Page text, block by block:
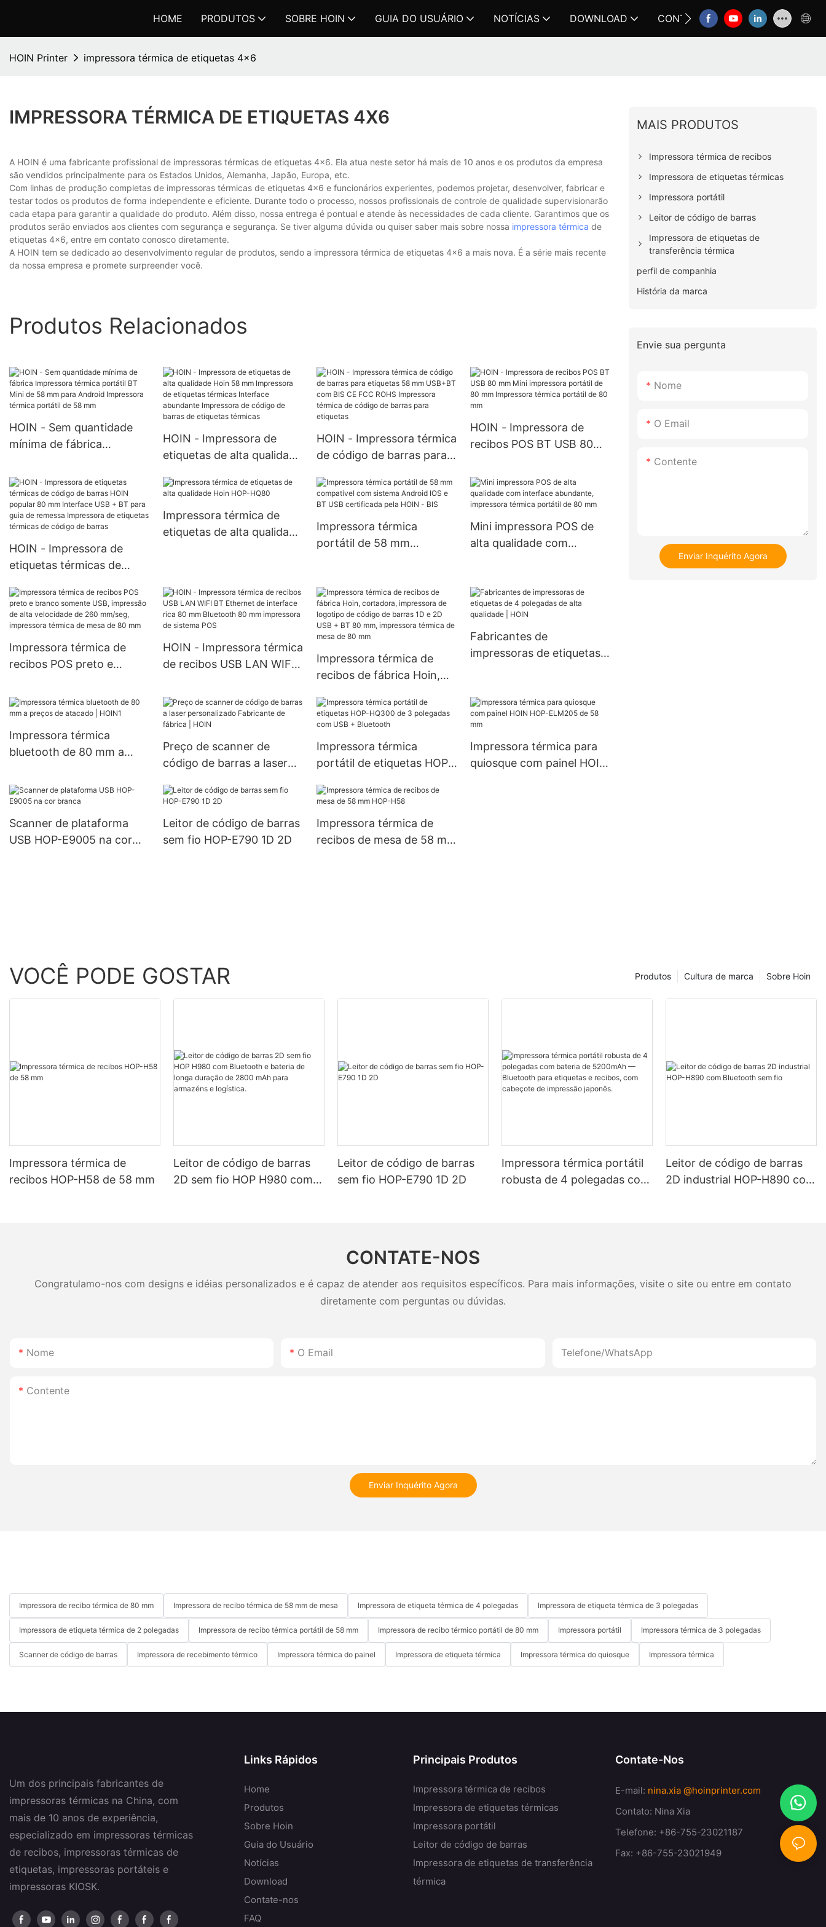
HOME PRODUTOS SOBRE HOIN GUIA DO USUÁRIO NOTÍCIAS DOWNLOAD CONTATE-NOS FAQ
HOIN Printer impressora térmica de etiquetas 4x6
IMPRESSORA TÉRMICA DE ETIQUETAS 4X6
A HOIN é uma fabricante profissional de impressoras térmicas de etiquetas 4x6. Ela atua neste setor há mais de 10 anos e os produtos da empresa
são vendidos principalmente para os Estados Unidos, Alemanha, Japão, Europa, etc.
Com linhas de produção completas de impressoras térmicas de etiquetas 4x6 e funcionários experientes, podemos projetar, desenvolver, fabricar e
testar todos os produtos de forma independente e eficiente. Durante todo o processo, nossos profissionais de controle de qualidade supervisionarão
cada etapa para garantir a qualidade do produto. Além disso, nossa entrega é pontual e atende às necessidades de cada cliente. Garantimos que os
produtos serão enviados aos clientes com segurança e segurança. Se tiver alguma dúvida ou quiser saber mais sobre nossa impressora térmica de
etiquetas 4x6, entre em contato conosco diretamente.
A HOIN tem se dedicado ao desenvolvimento regular de produtos, sendo a impressora térmica de etiquetas 4x6 a mais nova. É a série mais recente
da nossa empresa e promete surpreender você.
Produtos Relacionados
HOIN - Sem quantidade
mínima de fábrica
portátil BT Mini de 58 mm
para Android Impressora
térmica portátil de 58 mm
HOIN - Impressora de
etiquetas de alta qualidade
de etiquetas térmicas
Impressora de código de
barras de etiquetas
HOIN - Impressora térmica
de código de barras para
com BIS CE FCC ROHS
Impressora térmica de
código de barras para
etiquetas
HOIN - Impressora de
recibos POS BT USB 80
portátil de 80 mm
Impressora térmica
portátil de 80 mm
HOIN - Impressora de
etiquetas térmicas de
popular 80 mm Interface
USB + BT para guia de
remessa Impressora de
etiquetas térmicas de
código de barras
Impressora térmica de
etiquetas de alta qualidade
Impressora térmica
portátil de 58 mm
certificada pela HOIN - BIS
Mini impressora POS de
alta qualidade com
portátil de 80 mm
Impressora térmica de
recibos POS preto e
impressão de alta
velocidade de 260
mm/seg, impressora
térmica de mesa de 80
HOIN - Impressora térmica
de recibos USB LAN WIFI
rica 80 mm Bluetooth 80
mm impressora de sistema
POS
Impressora térmica de
recibos de fábrica Hoin,
logotipo de código de
barras 1D e 2D USB + BT
80 mm, impressora
térmica de mesa de 80
Fabricantes de
impressoras de etiquetas
Impressora térmica
bluetooth de 80 mm a
Preço de scanner de
código de barras a laser
de fábrica | HOIN
Impressora térmica
portátil de etiquetas HOP-
com USB + Bluetooth
Impressora térmica para
quiosque com painel HOIN
Scanner de plataforma
USB HOP-E9005 na cor
Leitor de código de barras
sem fio HOP-E790 1D 2D
Impressora térmica de
recibos de mesa de 58 mm
MAIS PRODUTOS
Impressora térmica de recibos
Impressora de etiquetas térmicas
Impressora portátil
Leitor de código de barras
Impressora de etiquetas de
transferência térmica
perfil de companhia
História da marca
Envie sua pergunta
Nome
O Email
Contente
Enviar Inquérito Agora
VOCÊ PODE GOSTAR Sobre Hoin
Cultura de marca
Produtos
Impressora térmica de
recibos HOP-H58 de 58 mm
Leitor de código de barras
2D sem fio HOP H980 com
Leitor de código de barras
sem fio HOP-E790 1D 2D
Impressora térmica portátil
robusta de 4 polegadas com
Leitor de código de barras
2D industrial HOP-H890 com
CONTATE-NOS
Congratulamo-nos com designs e idéias personalizados e é capaz de atender aos requisitos específicos. Para mais informações, visite o site ou entre em contato
diretamente com perguntas ou dúvidas.
Nome O Email Telefone/WhatsApp
Contente
Enviar Inquérito Agora
Impressora de recibo térmica de 80 mm Impressora de recibo térmica de 58 mm de mesa Impressora de etiqueta térmica de 4 polegadas Impressora de etiqueta térmica de 3 polegadas
Impressora de etiqueta térmica de 2 polegadas Impressora de recibo térmica portátil de 58 mm Impressora de recibo térmico portátil de 80 mm Impressora portátil Impressora térmica de 3 polegadas
Scanner de código de barras Impressora de recebimento térmico Impressora térmica do painel Impressora de etiqueta térmica Impressora térmica do quiosque Impressora térmica
Um dos principais fabricantes de
impressoras térmicas na China, com
mais de 10 anos de experiência,
especializado em impressoras térmicas
de recibos, impressoras térmicas de
etiquetas, impressoras portáteis e
impressoras KIOSK.
Links Rápidos
Home
Produtos
Sobre Hoin
Guia do Usuário
Notícias
Download
Contate-nos
FAQ
Principais Produtos
Impressora térmica de recibos
Impressora de etiquetas térmicas
Impressora portátil
Leitor de código de barras
Impressora de etiquetas de transferência
térmica
Contate-Nos
E-mail: nina.xia @hoinprinter.com
Contato: Nina Xia
Telefone: +86-755-23021187
Fax: +86-755-23021949